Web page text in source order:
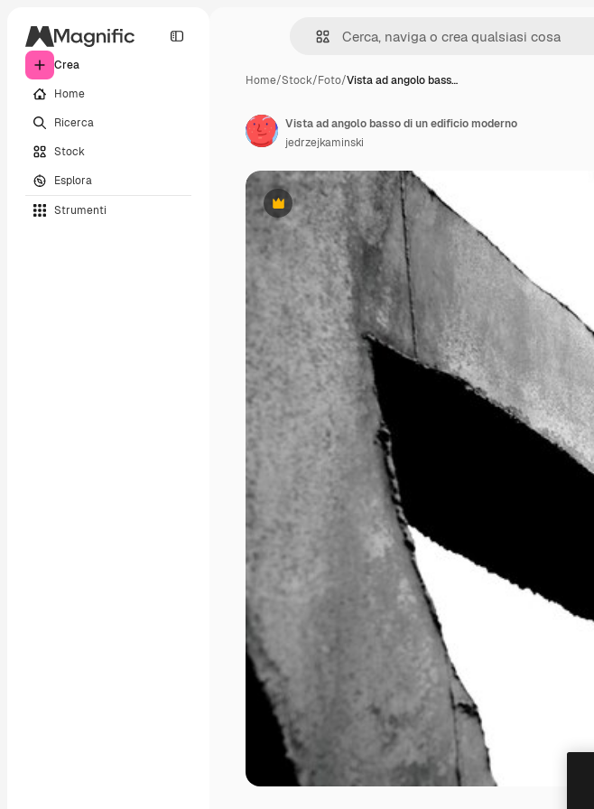
Crea
Home
Ricerca
Stock
Esplora
Strumenti
Home/Stock/Foto/Vista ad angolo bass…
Premium
Vista ad angolo basso di un edificio moderno
jedrzejkaminski